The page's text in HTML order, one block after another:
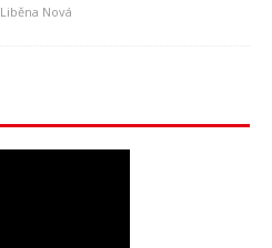
Liběna Nová